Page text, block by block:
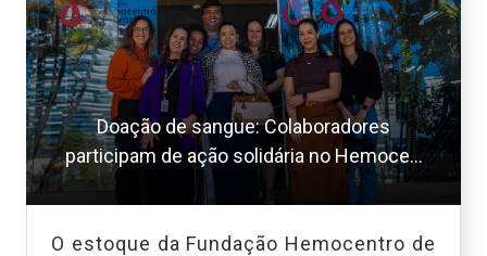
Doação de sangue: Colaboradores
participam de ação solidária no Hemoce...
O estoque da Fundação Hemocentro de